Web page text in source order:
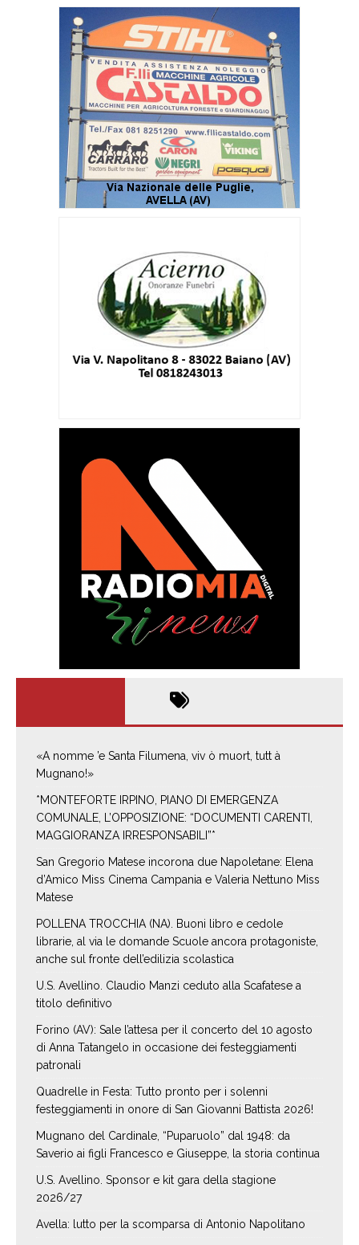
«A nomme ’e Santa Filumena, viv ò muort, tutt à
Mugnano!»
*MONTEFORTE IRPINO, PIANO DI EMERGENZA
COMUNALE, L’OPPOSIZIONE: “DOCUMENTI CARENTI,
MAGGIORANZA IRRESPONSABILI”*
San Gregorio Matese incorona due Napoletane: Elena
d’Amico Miss Cinema Campania e Valeria Nettuno Miss
Matese
POLLENA TROCCHIA (NA). Buoni libro e cedole
librarie, al via le domande Scuole ancora protagoniste,
anche sul fronte dell’edilizia scolastica
U.S. Avellino. Claudio Manzi ceduto alla Scafatese a
titolo definitivo
Forino (AV): Sale l’attesa per il concerto del 10 agosto
di Anna Tatangelo in occasione dei festeggiamenti
patronali
Quadrelle in Festa: Tutto pronto per i solenni
festeggiamenti in onore di San Giovanni Battista 2026!
Mugnano del Cardinale, “Puparuolo” dal 1948: da
Saverio ai figli Francesco e Giuseppe, la storia continua
U.S. Avellino. Sponsor e kit gara della stagione
2026/27
Avella: lutto per la scomparsa di Antonio Napolitano